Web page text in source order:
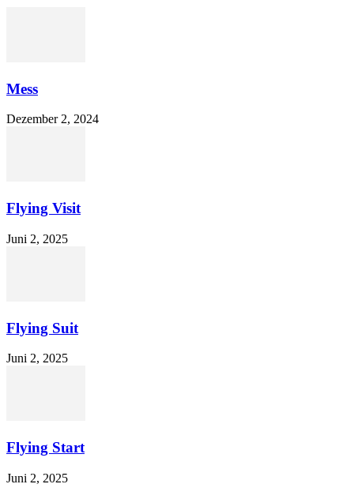
Mess
Dezember 2, 2024
Flying Visit
Juni 2, 2025
Flying Suit
Juni 2, 2025
Flying Start
Juni 2, 2025